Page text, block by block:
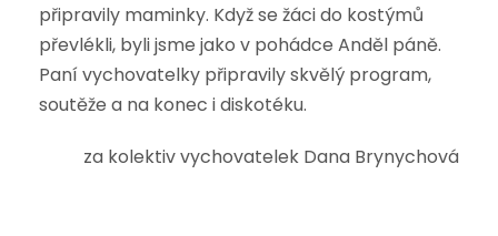
připravily maminky. Když se žáci do kostýmů
převlékli, byli jsme jako v pohádce Anděl páně.
Paní vychovatelky připravily skvělý program,
soutěže a na konec i diskotéku.
za kolektiv vychovatelek Dana Brynychová